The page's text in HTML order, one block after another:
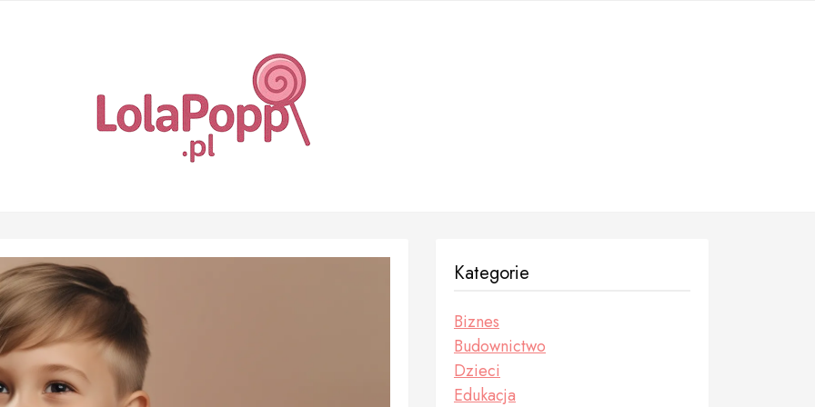
Kategorie
Biznes
Budownictwo
Dzieci
Edukacja